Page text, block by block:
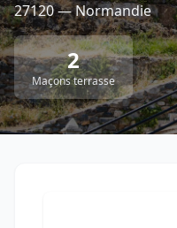
27120 — Normandie
2
Maçons terrasse